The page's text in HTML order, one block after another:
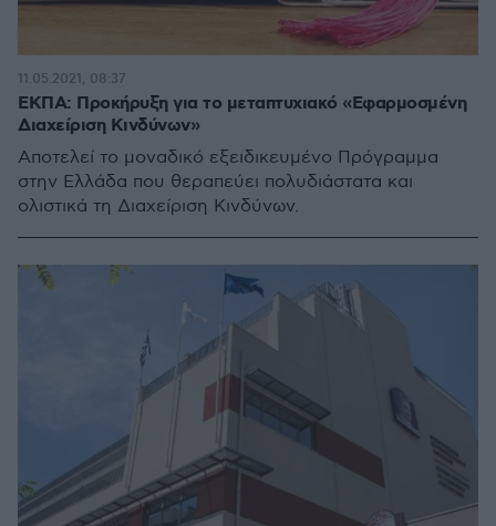
ΕΚΠΑ: Προκήρυξη για το μεταπτυχιακό «Εφαρμοσμένη
Διαχείριση Κινδύνων»
Αποτελεί το μοναδικό εξειδικευμένο Πρόγραμμα
στην Ελλάδα που θεραπεύει πολυδιάστατα και
ολιστικά τη Διαχείριση Κινδύνων.
11.05.2021, 08:37